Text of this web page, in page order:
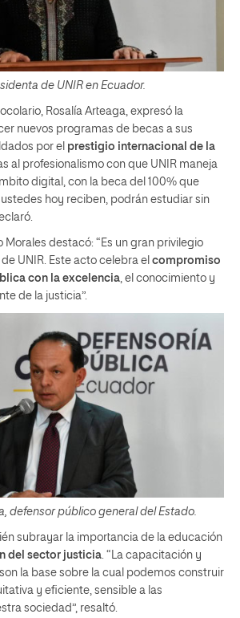
de UNIR en Ecuador.
Rosalía Arteaga, expresó la
nuevos programas de becas a sus
por el prestigio internacional de la
al profesionalismo con que UNIR maneja
digital, con la beca del 100% que
hoy reciben, podrán estudiar sin
Morales destacó: “Es un gran privilegio
UNIR. Este acto celebra el compromiso
con la excelencia, el conocimiento y
de la justicia”.
defensor público general del Estado.
subrayar la importancia de la educación
del sector justicia . “La capacitación y
la base sobre la cual podemos construir
y eficiente, sensible a las
sociedad”, resaltó.